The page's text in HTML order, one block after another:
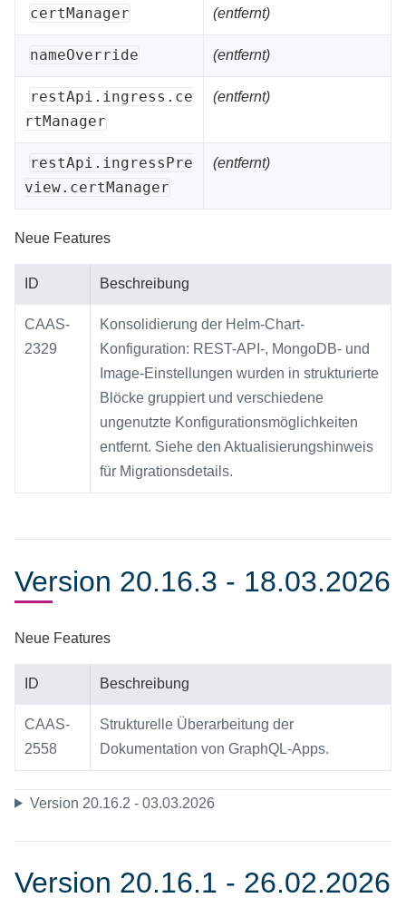
certManager (entfernt)
nameOverride (entfernt)
restApi.ingress.ce
rtManager
(entfernt)
restApi.ingressPre
view.certManager
(entfernt)
Neue Features
ID Beschreibung
CAAS-
2329
Konsolidierung der Helm-Chart-
Konfiguration: REST-API-, MongoDB- und
Image-Einstellungen wurden in strukturierte
Blöcke gruppiert und verschiedene
ungenutzte Konfigurationsmöglichkeiten
entfernt. Siehe den Aktualisierungshinweis
für Migrationsdetails.
Version 20.16.3 - 18.03.2026
Neue Features
ID Beschreibung
CAAS-
2558
Strukturelle Überarbeitung der
Dokumentation von GraphQL-Apps.
Version 20.16.2 - 03.03.2026
Version 20.16.1 - 26.02.2026